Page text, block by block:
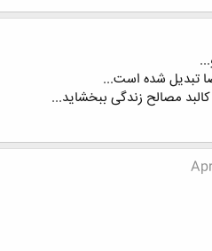
تبدیل شده است...
مصالح زندگی ببخشاید...